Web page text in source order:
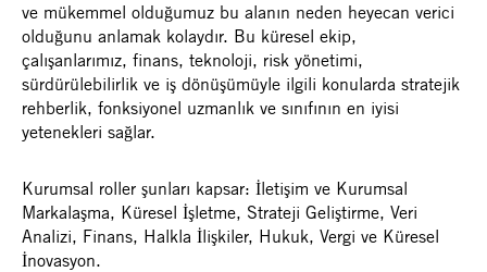
ve mükemmel olduğumuz bu alanın neden heyecan verici
olduğunu anlamak kolaydır. Bu küresel ekip,
çalışanlarımız, finans, teknoloji, risk yönetimi,
sürdürülebilirlik ve iş dönüşümüyle ilgili konularda stratejik
rehberlik, fonksiyonel uzmanlık ve sınıfının en iyisi
yetenekleri sağlar.
Kurumsal roller şunları kapsar: İletişim ve Kurumsal
Markalaşma, Küresel İşletme, Strateji Geliştirme, Veri
Analizi, Finans, Halkla İlişkiler, Hukuk, Vergi ve Küresel
İnovasyon.